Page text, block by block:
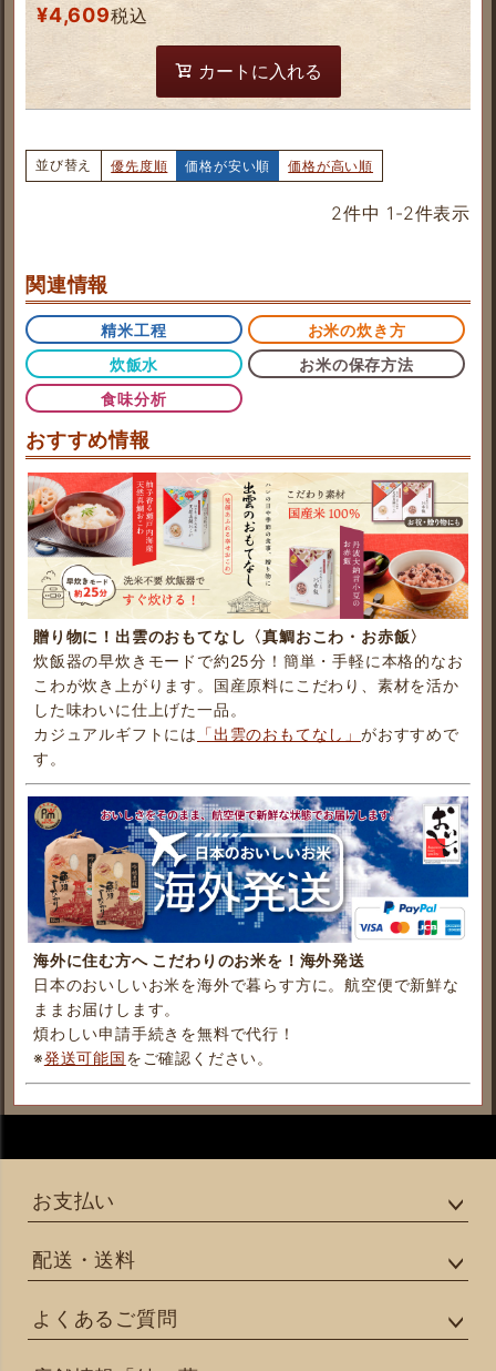
¥4,609税込
カートに入れる
並び替え 優先度順 価格が安い順 価格が高い順
2件中 1 -2件表示
関連情報
精米工程
お米の炊き方
炊飯水
お米の保存方法
食味分析
おすすめ情報
贈り物に！出雲のおもてなし〈真鯛おこわ・お赤飯〉
炊飯器の早炊きモードで約25分！簡単・手軽に本格的なお
こわが炊き上がります。国産原料にこだわり、素材を活か
した味わいに仕上げた一品。
カジュアルギフトには 「出雲のおもてなし」がおすすめで
す。
海外に住む方へ こだわりのお米を！海外発送
日本のおいしいお米を海外で暮らす方に。航空便で新鮮な
ままお届けします。
煩わしい申請手続きを無料で代行！
※発送可能国をご確認ください。
お支払い
配送・送料
よくあるご質問